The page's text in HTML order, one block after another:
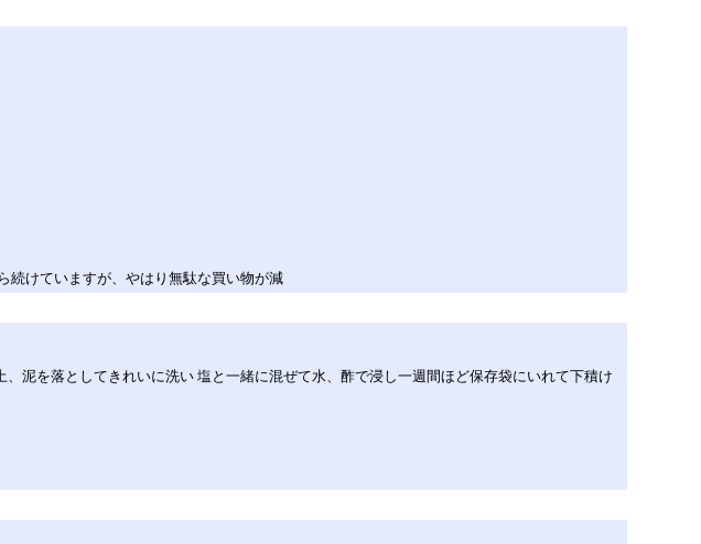
続けていますが、やはり無駄な買い物が減
泥を落としてきれいに洗い 塩と一緒に混ぜて水、酢で浸し一週間ほど保存袋にいれて下積け